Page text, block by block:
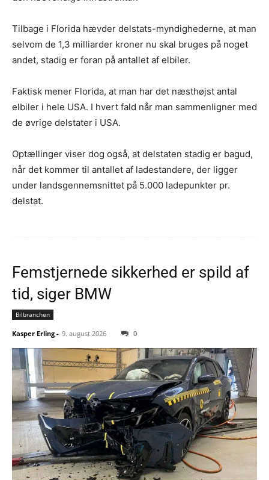
Tilbage i Florida hævder delstats-myndighederne, at man
selvom de 1,3 milliarder kroner nu skal bruges på noget
andet, stadig er foran på antallet af elbiler.
Faktisk mener Florida, at man har det næsthøjst antal
elbiler i hele USA. I hvert fald når man sammenligner med
de øvrige delstater i USA.
Optællinger viser dog også, at delstaten stadig er bagud,
når det kommer til antallet af ladestandere, der ligger
under landsgennemsnittet på 5.000 ladepunkter pr.
delstat.
Femstjernede sikkerhed er spild af
tid, siger BMW
Bilbranchen
Kasper Erling - 9. august 2026 0